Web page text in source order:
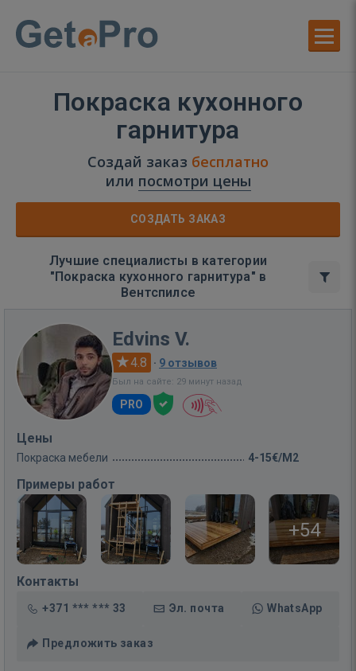
Покраска кухонного
гарнитура
Создай заказ бесплатно
или посмотри цены
СОЗДАТЬ ЗАКАЗ
Лучшие специалисты в категории
"Покраска кухонного гарнитура" в
Вентспилсе
Edvins V.
4.8 · 9 отзывов
Был на сайте: 29 минут назад
PRO
Цены
Покраска мебели 4-15€/M2
Примеры работ
+54
Контакты
+371 *** *** 33 Эл. почта WhatsApp
Предложить заказ